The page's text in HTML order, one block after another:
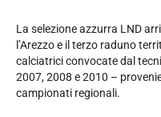
La selezione azzurra LND
l’Arezzo e il terzo raduno
calciatrici convocate dal
2007, 2008 e 2010 –
campionati regionali.